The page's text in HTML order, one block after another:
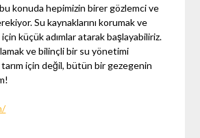
konuda hepimizin birer gözlemci ve
Su kaynaklarını korumak ve
küçük adımlar atarak başlayabiliriz.
ve bilinçli bir su yönetimi
için değil, bütün bir gezegenin